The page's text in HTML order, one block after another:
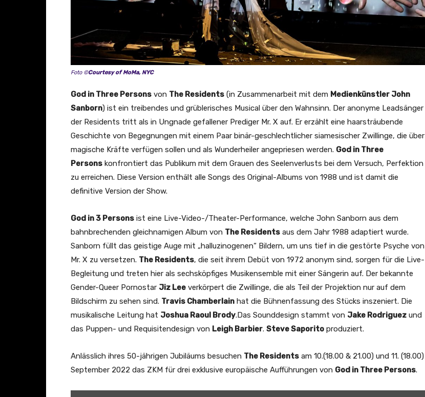
Foto ©Courtesy of MoMa, NYC
God in Three Persons von The Residents (in Zusammenarbeit mit dem Medienkünstler John
Sanborn) ist ein treibendes und grüblerisches Musical über den Wahnsinn. Der anonyme Leadsänger
der Residents tritt als in Ungnade gefallener Prediger Mr. X auf. Er erzählt eine haarsträubende
Geschichte von Begegnungen mit einem Paar binär-geschlechtlicher siamesischer Zwillinge, die über
magische Kräfte verfügen sollen und als Wunderheiler angepriesen werden. God in Three
Persons konfrontiert das Publikum mit dem Grauen des Seelenverlusts bei dem Versuch, Perfektion
zu erreichen. Diese Version enthält alle Songs des Original-Albums von 1988 und ist damit die
definitive Version der Show.
God in 3 Persons ist eine Live-Video-/Theater-Performance, welche John Sanborn aus dem
bahnbrechenden gleichnamigen Album von The Residents aus dem Jahr 1988 adaptiert wurde.
Sanborn füllt das geistige Auge mit „halluzinogenen“ Bildern, um uns tief in die gestörte Psyche von
Mr. X zu versetzen. The Residents, die seit ihrem Debüt von 1972 anonym sind, sorgen für die Live-
Begleitung und treten hier als sechsköpfiges Musikensemble mit einer Sängerin auf. Der bekannte
Gender-Queer Pornostar Jiz Lee verkörpert die Zwillinge, die als Teil der Projektion nur auf dem
Bildschirm zu sehen sind. Travis Chamberlain hat die Bühnenfassung des Stücks inszeniert. Die
musikalische Leitung hat Joshua Raoul Brody.Das Sounddesign stammt von Jake Rodriguez und
das Puppen- und Requisitendesign von Leigh Barbier. Steve Saporito produziert.
Anlässlich ihres 50-jährigen Jubiläums besuchen The Residents am 10.(18.00 & 21.00) und 11. (18.00)
September 2022 das ZKM für drei exklusive europäische Aufführungen von God in Three Persons.